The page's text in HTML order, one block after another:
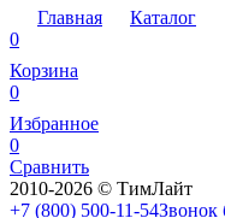
Главная
Каталог
0
Корзина
0
Избранное
0
Сравнить
2010-2026 © ТимЛайт
+7 (800) 500-11-54Звонок